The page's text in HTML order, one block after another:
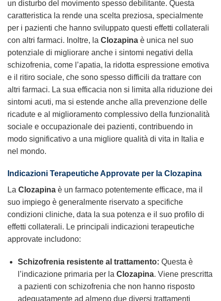
un disturbo del movimento spesso debilitante. Questa
caratteristica la rende una scelta preziosa, specialmente
per i pazienti che hanno sviluppato questi effetti collaterali
con altri farmaci. Inoltre, la Clozapina è unica nel suo
potenziale di migliorare anche i sintomi negativi della
schizofrenia, come l’apatia, la ridotta espressione emotiva
e il ritiro sociale, che sono spesso difficili da trattare con
altri farmaci. La sua efficacia non si limita alla riduzione dei
sintomi acuti, ma si estende anche alla prevenzione delle
ricadute e al miglioramento complessivo della funzionalità
sociale e occupazionale dei pazienti, contribuendo in
modo significativo a una migliore qualità di vita in Italia e
nel mondo.
Indicazioni Terapeutiche Approvate per la Clozapina
La Clozapina è un farmaco potentemente efficace, ma il
suo impiego è generalmente riservato a specifiche
condizioni cliniche, data la sua potenza e il suo profilo di
effetti collaterali. Le principali indicazioni terapeutiche
approvate includono:
Schizofrenia resistente al trattamento: Questa è
l’indicazione primaria per la Clozapina. Viene prescritta
a pazienti con schizofrenia che non hanno risposto
adeguatamente ad almeno due diversi trattamenti